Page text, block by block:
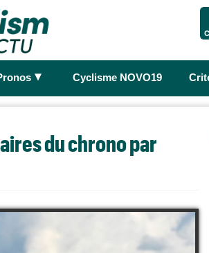
► Cyclisme NOVO19
du chrono par